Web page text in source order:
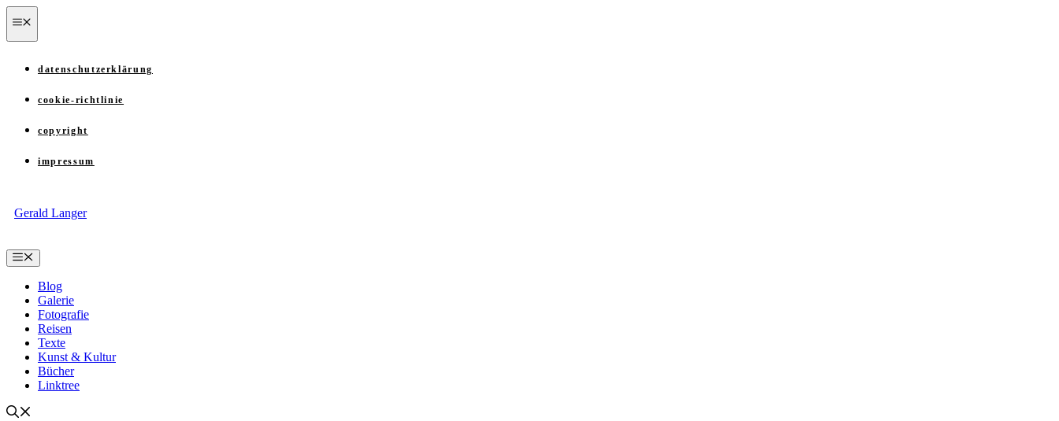
Zum
Inhalt
springen
datenschutzerklärung
cookie-richtlinie
copyright
impressum
Gerald Langer
Menü
Blog
Galerie
Fotografie
Reisen
Texte
Kunst & Kultur
Bücher
Linktree